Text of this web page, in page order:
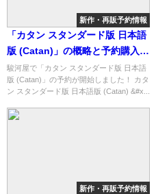
新作・再販予約情報
「カタン スタンダード版 日本語
版 (Catan)」の概略と予約購入可
能なショップ紹介！
駿河屋で「カタン スタンダード版 日本語
版 (Catan)」の予約が開始しました！ カタ
ン スタンダード版 日本語版 (Catan) &#x...
新作・再販予約情報